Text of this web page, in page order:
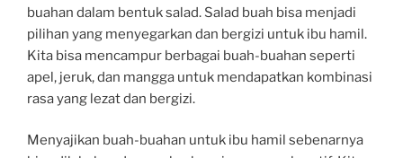
buahan dalam bentuk salad. Salad buah bisa menjadi
pilihan yang menyegarkan dan bergizi untuk ibu hamil.
Kita bisa mencampur berbagai buah-buahan seperti
apel, jeruk, dan mangga untuk mendapatkan kombinasi
rasa yang lezat dan bergizi.
Menyajikan buah-buahan untuk ibu hamil sebenarnya